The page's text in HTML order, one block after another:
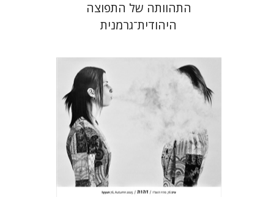
התהוותה של התפוצה
היהודית־גרמנית
חגי כנען